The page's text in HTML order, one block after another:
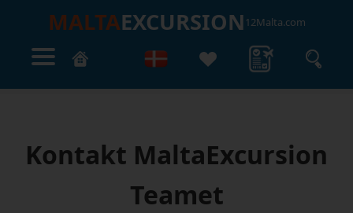
MALTAEXCURSION 12Malta.com
Kontakt MaltaExcursion
Teamet